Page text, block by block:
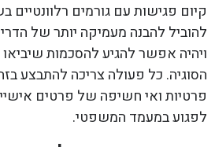
קיום פגישות עם גורמים רלוונטיים
להוביל להבנה מעמיקה יותר של
ויהיה אפשר להגיע להסכמות
הסוגיה. כל פעולה צריכה להתבצע
פרטיות ואי חשיפה של פרטים
לפגוע במעמד המשפטי.